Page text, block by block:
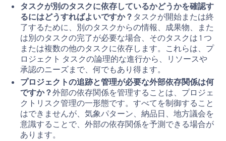
タスクが別のタスクに依存しているかどうかを確認す
るにはどうすればよいですか？ タスクが開始または終
了するために、別のタスクからの情報、成果物、また
は別のタスクの完了が必要な場合、そのタスクは 1 つ
または複数の他のタスクに依存します。これらは、プ
ロジェクト タスクの論理的な進行から、リソースや
承認のニーズまで、何でもあり得ます。
プロジェクトの追跡と管理が必要な外部依存関係は何
ですか？外部の依存関係を管理することは、プロジェ
クトリスク管理の一形態です。すべてを制御すること
はできませんが、気象パターン、納品日、地方議会を
意識することで、外部の依存関係を予測できる場合が
あります。